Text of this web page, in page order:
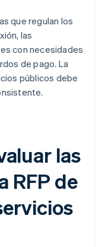
que regulan los
las
con necesidades
de pago. La
públicos debe
las
RFP de